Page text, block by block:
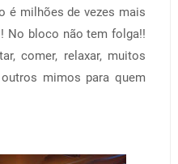
é milhões de vezes mais
No bloco não tem folga!!
comer, relaxar, muitos
mimos para quem